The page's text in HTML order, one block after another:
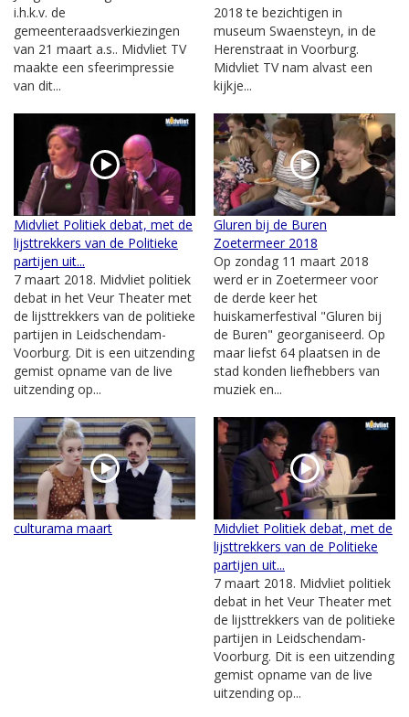
i.h.k.v. de
gemeenteraadsverkiezingen
van 21 maart a.s.. Midvliet TV
maakte een sfeerimpressie
van dit...
2018 te bezichtigen in
museum Swaensteyn, in de
Herenstraat in Voorburg.
Midvliet TV nam alvast een
kijkje...
Midvliet Politiek debat, met de
lijsttrekkers van de Politieke
partijen uit...
7 maart 2018. Midvliet politiek
debat in het Veur Theater met
de lijsttrekkers van de politieke
partijen in Leidschendam-
Voorburg. Dit is een uitzending
gemist opname van de live
uitzending op...
Gluren bij de Buren
Zoetermeer 2018
Op zondag 11 maart 2018
werd er in Zoetermeer voor
de derde keer het
huiskamerfestival "Gluren bij
de Buren" georganiseerd. Op
maar liefst 64 plaatsen in de
stad konden liefhebbers van
muziek en...
culturama maart
Midvliet Politiek debat, met de
lijsttrekkers van de Politieke
partijen uit...
7 maart 2018. Midvliet politiek
debat in het Veur Theater met
de lijsttrekkers van de politieke
partijen in Leidschendam-
Voorburg. Dit is een uitzending
gemist opname van de live
uitzending op...